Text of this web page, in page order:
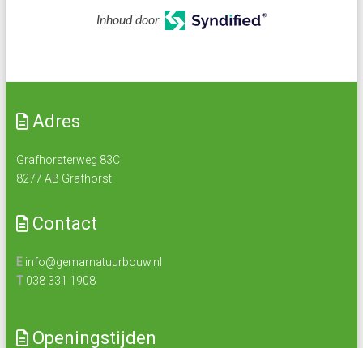
Inhoud door
Adres
Grafhorsterweg 83C
8277 AB Grafhorst
Contact
E info@gemarnatuurbouw.nl
T 038 331 1908
Openingstijden